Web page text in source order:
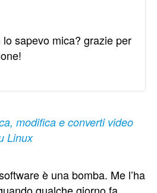
lo sapevo mica? grazie per
modifica e converti video
Linux
è una bomba. Me l’ha